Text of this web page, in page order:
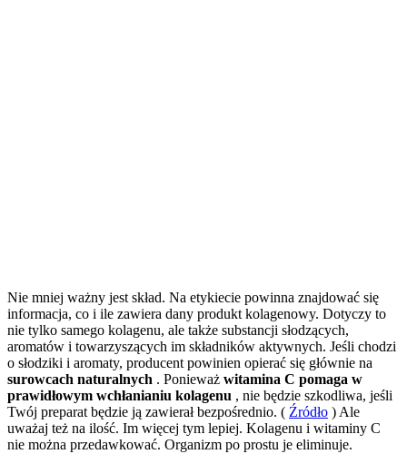
Nie mniej ważny jest skład. Na etykiecie powinna znajdować się
informacja, co i ile zawiera dany produkt kolagenowy. Dotyczy to
nie tylko samego kolagenu, ale także substancji słodzących,
aromatów i towarzyszących im składników aktywnych. Jeśli chodzi
o słodziki i aromaty, producent powinien opierać się głównie na
surowcach naturalnych . Ponieważ witamina C pomaga w
prawidłowym wchłanianiu kolagenu , nie będzie szkodliwa, jeśli
Twój preparat będzie ją zawierał bezpośrednio. ( Źródło ) Ale
uważaj też na ilość. Im więcej tym lepiej. Kolagenu i witaminy C
nie można przedawkować. Organizm po prostu je eliminuje.